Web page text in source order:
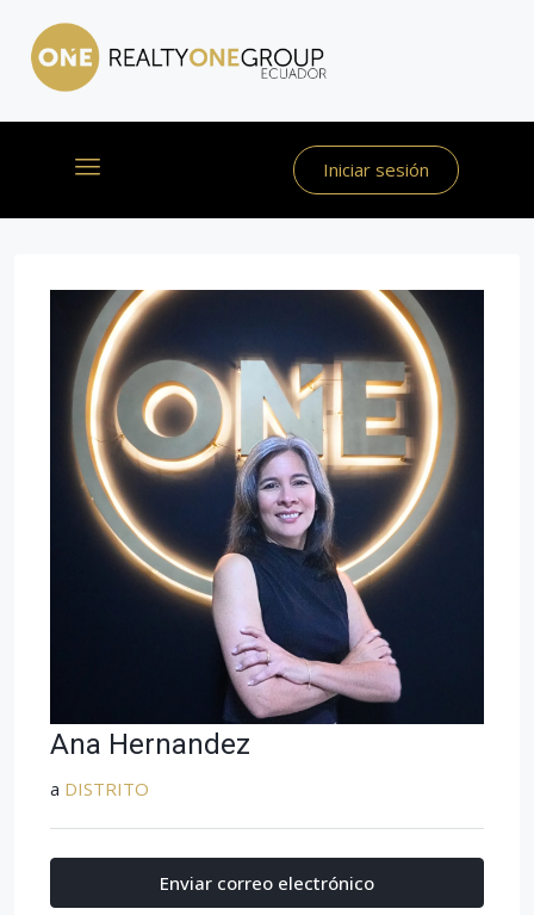
Iniciar sesión
Ana Hernandez
a DISTRITO
Enviar correo electrónico